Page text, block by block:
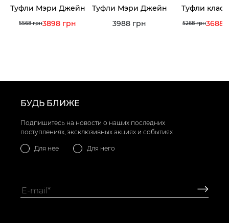
Туфли Мэри Джейн
5568 грн3898 грн
Туфли Мэри Джейн
3988 грн
Туфли
5268 грн3688
БУДЬ БЛИЖЕ
Подпишитесь на новости о наших последних
поступлениях, эксклюзивных акциях и событиях
Для нее Для него